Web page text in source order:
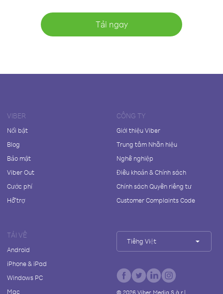
Tải ngay
VIBER
Nổi bật
Blog
Bảo mật
Viber Out
Cước phí
Hỗ trợ
CÔNG TY
Giới thiệu Viber
Trung tâm Nhãn hiệu
Nghề nghiệp
Điều khoản & Chính sách
Chính sách Quyền riêng tư
Customer Complaints Code
TẢI VỀ
Android
iPhone & iPad
Windows PC
Mac
Tiếng Việt
© 2026Viber Media S.à r.l.